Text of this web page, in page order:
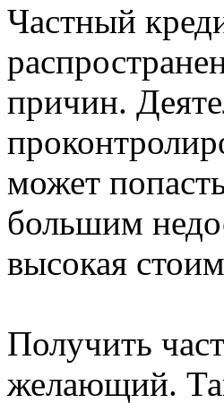
Частный
причин.
может
большим
высокая
Получить
желающий.